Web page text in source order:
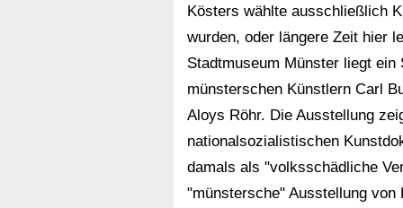
Kösters wählte ausschließlich
wurden, oder längere Zeit hier
Stadtmuseum Münster liegt
münsterschen Künstlern Carl
Aloys Röhr. Die Ausstellung
nationalsozialistischen
damals als "volksschädliche
"münstersche" Ausstellung